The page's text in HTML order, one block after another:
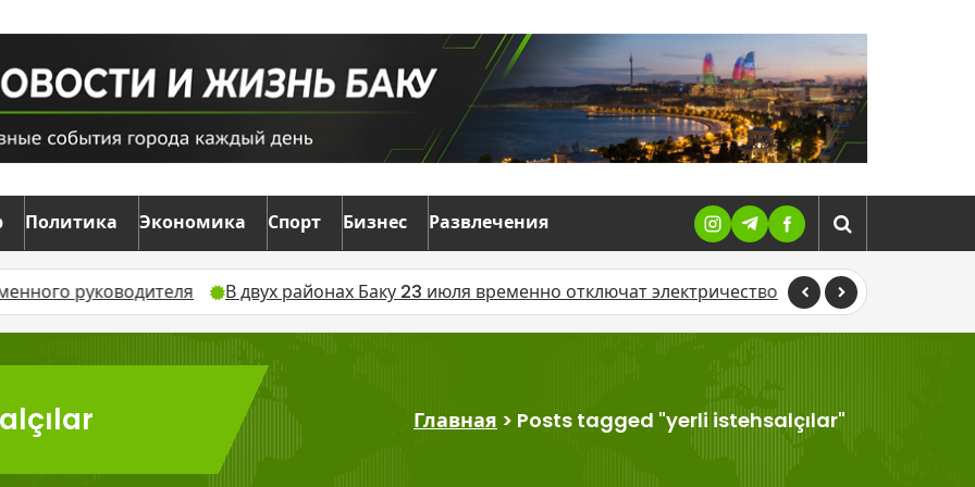
Политика Экономика Спорт Бизнес Развлечения
руководителя В двух районах Баку 23 июля временно отключат электричество В Баку жители жалуются
Главная > Posts tagged "yerli istehsalçılar"